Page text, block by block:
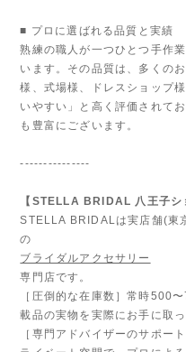
■ プロに選ばれる品質と実績
熟練の職人が一つひとつ手作
います。その品質は、多くの
様、式場様、ドレスショップ
いやすい」と高く評価されて
も豊富にございます。
---------------
【STELLA BRIDAL 八王子シ
STELLA BRIDALは実店舗(東
の
ブライダルアクセサリー
専門店です。
［圧倒的な在庫数］常時500
載品の実物を実際にお手に取
［専門アドバイザーのサポー